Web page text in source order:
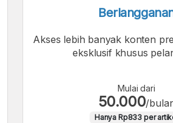
Akses lebih banyak konten
eksklusif khusus
Mulai dari
50.000/
Hanya Rp833 per